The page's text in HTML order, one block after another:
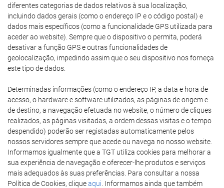
diferentes categorias de dados relativos à sua localização,
incluindo dados gerais (como o endereço IP e o código postal) e
dados mais específicos (como a funcionalidade GPS utilizada para
aceder ao website). Sempre que o dispositivo o permita, poderá
desativar a função GPS e outras funcionalidades de
geolocalização, impedindo assim que o seu dispositivo nos forneça
este tipo de dados.
Determinadas informações (como o endereço IP, a data e hora de
acesso, o hardware e software utilizados, as páginas de origem e
de destino, a navegação efetuada no website, o número de cliques
realizados, as páginas visitadas, a ordem dessas visitas e o tempo
despendido) poderão ser registadas automaticamente pelos
nossos servidores sempre que acede ou navega no nosso website.
Informamos igualmente que a TGT utiliza cookies para melhorar a
sua experiência de navegação e oferecer-lhe produtos e serviços
mais adequados às suas preferências. Para consultar a nossa
Política de Cookies, cliqueaqui . Informamos ainda que também